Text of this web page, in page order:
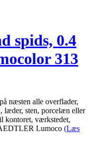
spids, 0.4
313
næsten alle overflader,
læder, sten, porcelæn eller
kontoret, værkstedet,
Lumoco (Læs